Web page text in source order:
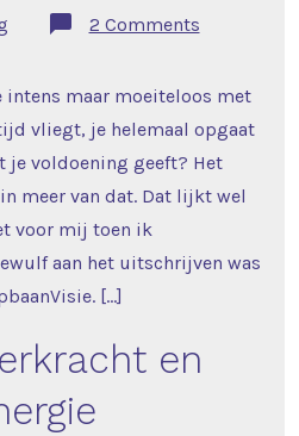
2 Commentson
de
intens maar moeiteloos met
vliegt, je helemaal opgaat
je voldoening geeft? Het
meer van dat. Dat lijkt wel
voor mij toen ik
aan het uitschrijven was
[…]
en